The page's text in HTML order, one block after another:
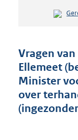
Vragen
Ellemeet
Minister
over